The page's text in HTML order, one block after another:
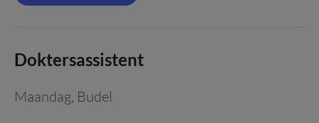
Doktersassistent
Maandag, Budel